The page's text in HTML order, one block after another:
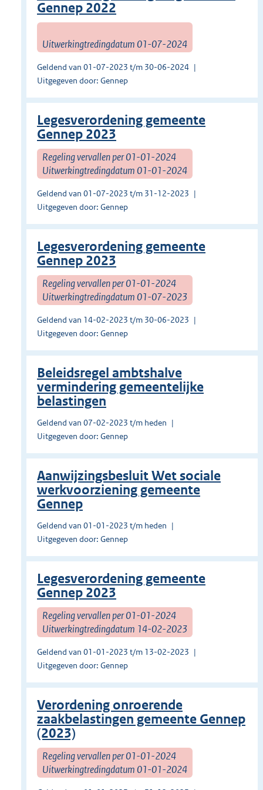
Gennep 2022
Uitwerkingtredingdatum 01-07-2024
Geldend van 01-07-2023 t/m 30-06-2024
Uitgegeven door: Gennep
Legesverordening gemeente
Gennep 2023
Regeling vervallen per 01-01-2024
Uitwerkingtredingdatum 01-01-2024
Geldend van 01-07-2023 t/m 31-12-2023
Uitgegeven door: Gennep
Legesverordening gemeente
Gennep 2023
Regeling vervallen per 01-01-2024
Uitwerkingtredingdatum 01-07-2023
Geldend van 14-02-2023 t/m 30-06-2023
Uitgegeven door: Gennep
Beleidsregel ambtshalve
vermindering gemeentelijke
belastingen
Geldend van 07-02-2023 t/m heden
Uitgegeven door: Gennep
Aanwijzingsbesluit Wet sociale
werkvoorziening gemeente
Gennep
Geldend van 01-01-2023 t/m heden
Uitgegeven door: Gennep
Legesverordening gemeente
Gennep 2023
Regeling vervallen per 01-01-2024
Uitwerkingtredingdatum 14-02-2023
Geldend van 01-01-2023 t/m 13-02-2023
Uitgegeven door: Gennep
Verordening onroerende
zaakbelastingen gemeente Gennep
(2023)
Regeling vervallen per 01-01-2024
Uitwerkingtredingdatum 01-01-2024